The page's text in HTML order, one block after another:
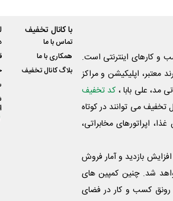
و‌ کارهای اینترنتی است.
اپلیکیشن و مراکز
مد، علی‌ بابا ، کد تخفیف
تخفیف می توانند در کوتاه
اپراتورهای مخابراتی،
بازدید و آمار فروش
شد. چنین کمپین های
کسب و کار در فضای
با کانال تخفیف
تماس با ما
همکاری با ما
بلاگ کانال تخفیف